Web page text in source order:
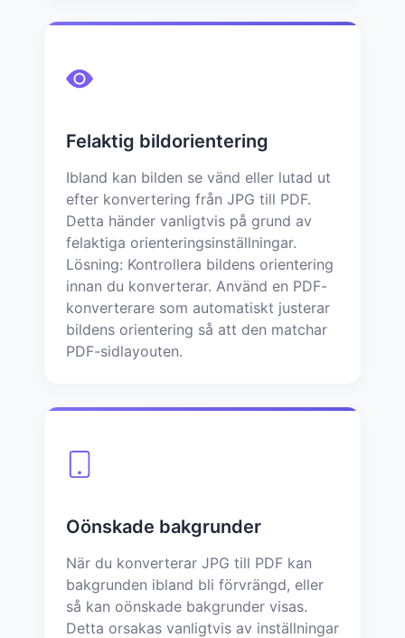
Felaktig bildorientering
Ibland kan bilden se vänd eller lutad ut
efter konvertering från JPG till PDF.
Detta händer vanligtvis på grund av
felaktiga orienteringsinställningar.
Lösning: Kontrollera bildens orientering
innan du konverterar. Använd en PDF-
konverterare som automatiskt justerar
bildens orientering så att den matchar
PDF-sidlayouten.
Oönskade bakgrunder
När du konverterar JPG till PDF kan
bakgrunden ibland bli förvrängd, eller
så kan oönskade bakgrunder visas.
Detta orsakas vanligtvis av inställningar